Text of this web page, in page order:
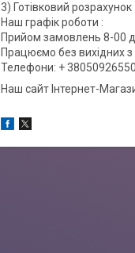
3) Готівковий розрахунок
Наш графік роботи :
Прийом замовлень 8-00
Працюємо без вихідних
Телефони: +
Наш сайт Інтернет-